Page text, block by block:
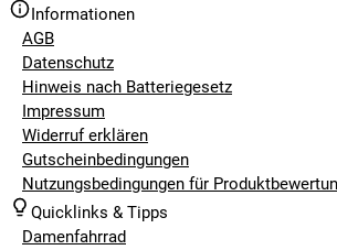
Informationen
AGB
Datenschutz
Hinweis nach Batteriegesetz
Impressum
Widerruf erklären
Gutscheinbedingungen
Nutzungsbedingungen für
Quicklinks & Tipps
Damenfahrrad